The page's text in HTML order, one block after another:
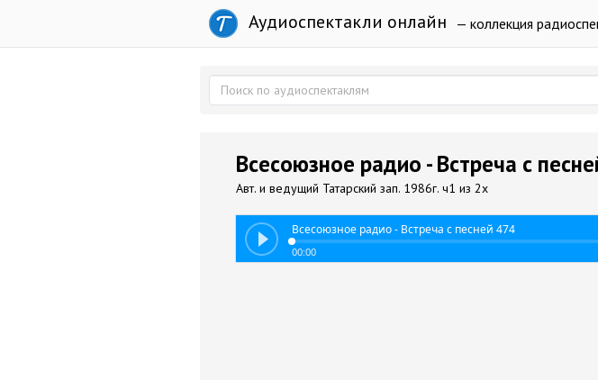
Аудиоспектакли онлайн — коллекция
Всесоюзное радио - Встреча с
Авт. и ведущий Татарский зап. 1986г. ч1 из 2х
Всесоюзное радио - Встреча с песней 474
00:00